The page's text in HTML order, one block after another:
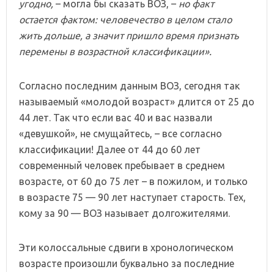
угодно, – могла бы сказать ВОЗ, – но факт
остается фактом: человечество в целом стало
жить дольше, а значит пришло время признать
перемены в возрастной классификации».
Согласно последним данным ВОЗ, сегодня так
называемый «молодой возраст» длится от 25 до
44 лет. Так что если вас 40 и вас назвали
«девушкой», не смущайтесь, – все согласно
классификации! Далее от 44 до 60 лет
современный человек пребывает в среднем
возрасте, от 60 до 75 лет – в пожилом, и только
в возрасте 75 — 90 лет наступает старость. Тех,
кому за 90 — ВОЗ называет долгожителями.
Эти колоссальные сдвиги в хронологическом
возрасте произошли буквально за последние